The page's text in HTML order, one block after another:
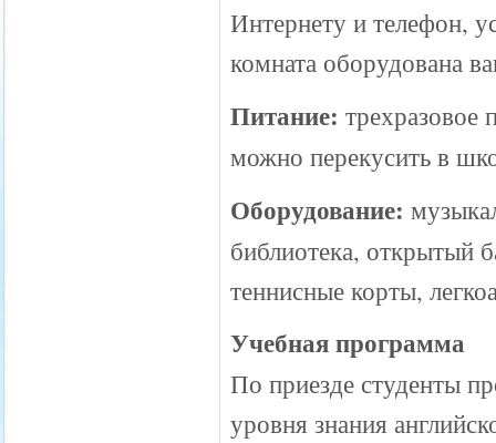
Интернету и телефон,
комната оборудована
Питание: трехразовое
можно перекусить в
Оборудование:
библиотека, открытый
теннисные корты,
Учебная программа
По приезде студенты
уровня знания